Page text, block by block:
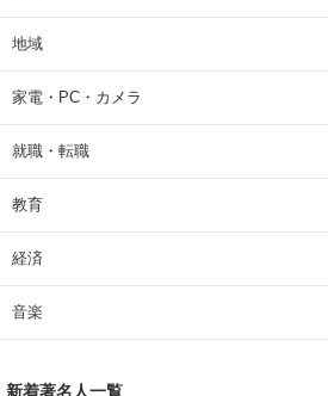
地域
家電・PC・カメラ
就職・転職
教育
経済
音楽
新着著名人一覧